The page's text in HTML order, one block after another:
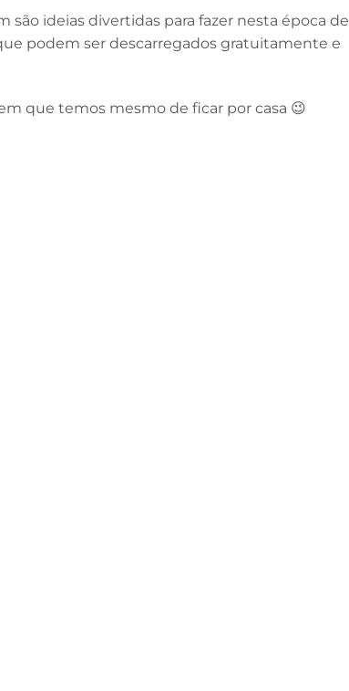
são ideias divertidas para fazer nesta época de
podem ser descarregados gratuitamente e
que temos mesmo de ficar por casa 😉